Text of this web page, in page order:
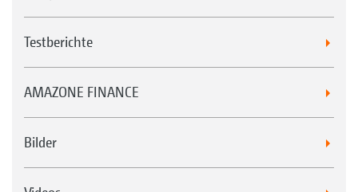
Testberichte
AMAZONE FINANCE
Bilder